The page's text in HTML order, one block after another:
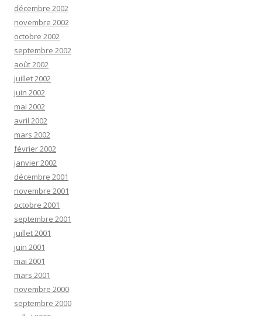
décembre 2002
novembre 2002
octobre 2002
septembre 2002
août 2002
juillet 2002
juin 2002
mai 2002
avril 2002
mars 2002
février 2002
janvier 2002
décembre 2001
novembre 2001
octobre 2001
septembre 2001
juillet 2001
juin 2001
mai 2001
mars 2001
novembre 2000
septembre 2000